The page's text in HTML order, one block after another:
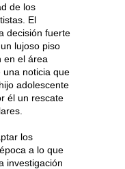
de los
El
decisión fuerte
lujoso piso
en el área
una noticia que
adolescente
él un rescate
los
a lo que
investigación